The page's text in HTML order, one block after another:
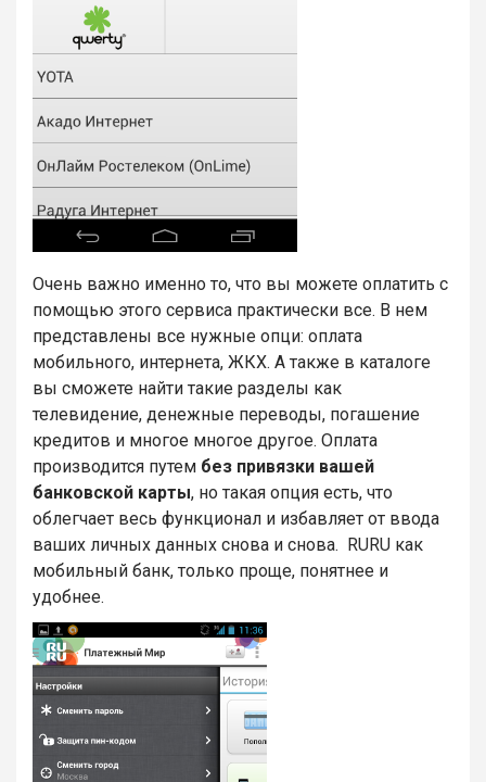
Очень важно именно то, что вы можете оплатить с
помощью этого сервиса практически все. В нем
представлены все нужные опци: оплата
мобильного, интернета, ЖКХ. А также в каталоге
вы сможете найти такие разделы как
телевидение, денежные переводы, погашение
кредитов и многое многое другое. Оплата
производится путем без привязки вашей
банковской карты, но такая опция есть, что
облегчает весь функционал и избавляет от ввода
ваших личных данных снова и снова. RURU как
мобильный банк, только проще, понятнее и
удобнее.